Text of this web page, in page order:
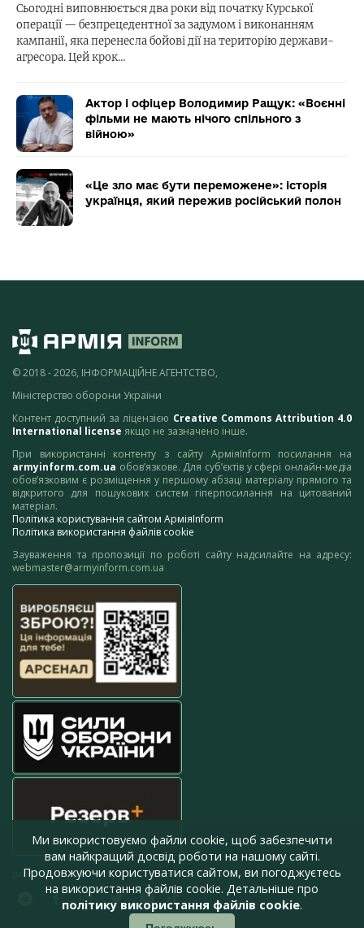
Сьогодні виповнюється два роки від початку Курської
операції — безпрецедентної за задумом і виконанням
кампанії, яка перенесла бойові дії на територію держави-
агресора. Цей крок…
Актор і офіцер Володимир Ращук: «Воєнні
фільми не мають нічого спільного з
війною»
«Це зло має бути переможене»: історія
українця, який пережив російський полон
© 2018 - 2026, ІНФОРМАЦІЙНЕ АГЕНТСТВО,
Міністерство оборони України
Контент доступний за ліцензією Creative Commons Attribution 4.0
International license якщо не зазначено інше.
При використанні контенту з сайту АрміяInform посилання на
armyinform.com.ua обов’язкове. Для суб’єктів у сфері онлайн-медіа
обов’язковим є розміщення у першому абзаці матеріалу прямого та
відкритого для пошукових систем гіперпосилання на цитований
матеріал.
Політика користування сайтом АрміяInform
Політика використання файлів cookie
Зауваження та пропозиції по роботі сайту надсилайте на адресу:
webmaster@armyinform.com.ua
press@armyinform.com.ua
Ми використовуємо файли cookie, щоб забезпечити
вам найкращий досвід роботи на нашому сайті.
Продовжуючи користуватися сайтом, ви погоджуєтесь
на використання файлів cookie. Детальніше про
політику використання файлів cookie.